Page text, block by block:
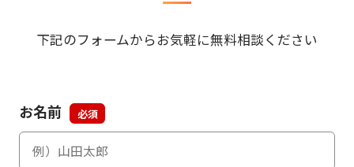
下記のフォームからお気軽に無料相談ください
お名前